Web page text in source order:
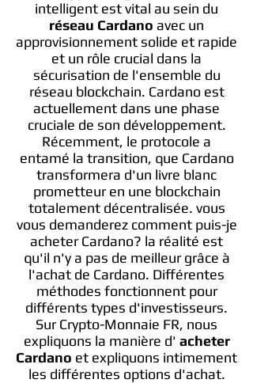
intelligent est vital au sein du
réseau Cardano avec un
approvisionnement solide et rapide
et un rôle crucial dans la
sécurisation de l'ensemble du
réseau blockchain. Cardano est
actuellement dans une phase
cruciale de son développement.
Récemment, le protocole a
entamé la transition, que Cardano
transformera d'un livre blanc
prometteur en une blockchain
totalement décentralisée. vous
vous demanderez comment puis-je
acheter Cardano? la réalité est
qu'il n'y a pas de meilleur grâce à
l'achat de Cardano. Différentes
méthodes fonctionnent pour
différents types d'investisseurs.
Sur Crypto-Monnaie FR, nous
expliquons la manière d' acheter
Cardano et expliquons intimement
les différentes options d'achat.